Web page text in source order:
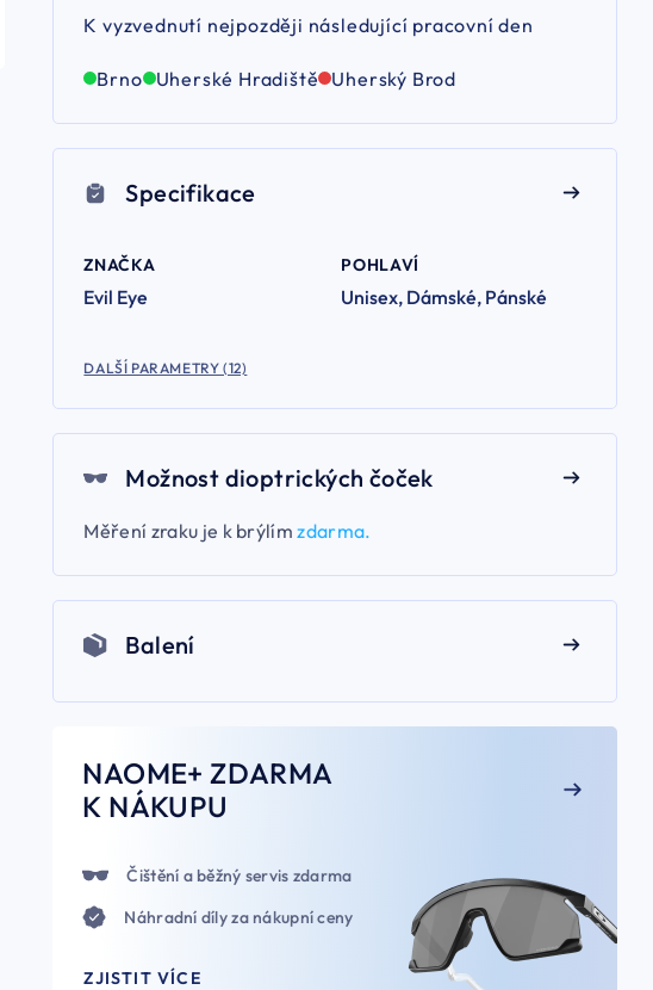
K vyzvednutí nejpozději následující pracovní den
Brno Uherské Hradiště Uherský Brod
Specifikace
ZNAČKA
Evil Eye
POHLAVÍ
Unisex, Dámské, Pánské
DALŠÍ PARAMETRY (12)
Možnost dioptrických čoček
Měření zraku je k brýlímzdarma.
Balení
NAOME+ ZDARMA
K NÁKUPU
Čištění a běžný servis zdarma
Náhradní díly za nákupní ceny
ZJISTIT VÍCE